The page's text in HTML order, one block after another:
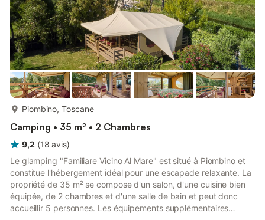
Piombino, Toscane
Camping • 35 m² • 2 Chambres
9,2 (18 avis)
Le glamping "Familiare Vicino Al Mare" est situé à Piombino et
constitue l'hébergement idéal pour une escapade relaxante. La
propriété de 35 m² se compose d'un salon, d'une cuisine bien
équipée, de 2 chambres et d'une salle de bain et peut donc
accueillir 5 personnes. Les équipements supplémentaires